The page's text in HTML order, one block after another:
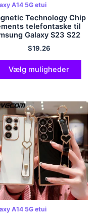
A14 5G etui
Technology Chip
telefontaske til
Galaxy S23 S22
$19.26
Vælg muligheder
A14 5G etui